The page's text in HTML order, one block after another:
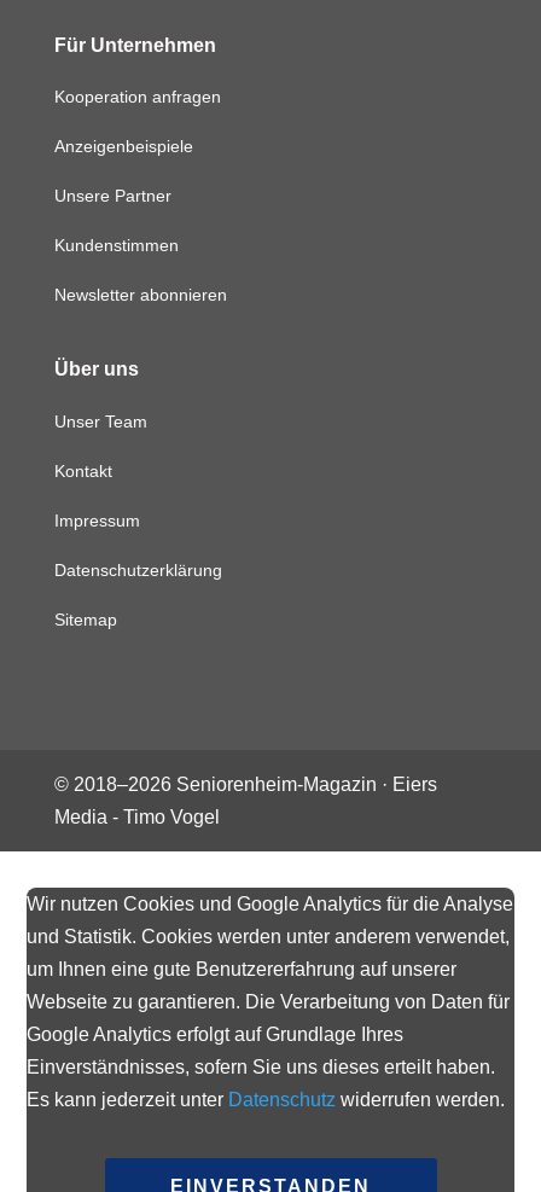
Für Unternehmen
Kooperation anfragen
Anzeigenbeispiele
Unsere Partner
Kundenstimmen
Newsletter abonnieren
Über uns
Unser Team
Kontakt
Impressum
Datenschutzerklärung
Sitemap
© 2018–2026Seniorenheim-Magazin · Eiers
Media - Timo Vogel
Wir nutzen Cookies und Google Analytics für die Analyse
und Statistik. Cookies werden unter anderem verwendet,
um Ihnen eine gute Benutzererfahrung auf unserer
Webseite zu garantieren. Die Verarbeitung von Daten für
Google Analytics erfolgt auf Grundlage Ihres
Einverständnisses, sofern Sie uns dieses erteilt haben.
Es kann jederzeit unter Datenschutz widerrufen werden.
EINVERSTANDEN